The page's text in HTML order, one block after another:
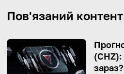
Пов'язаний контент
(CHZ):
зараз?